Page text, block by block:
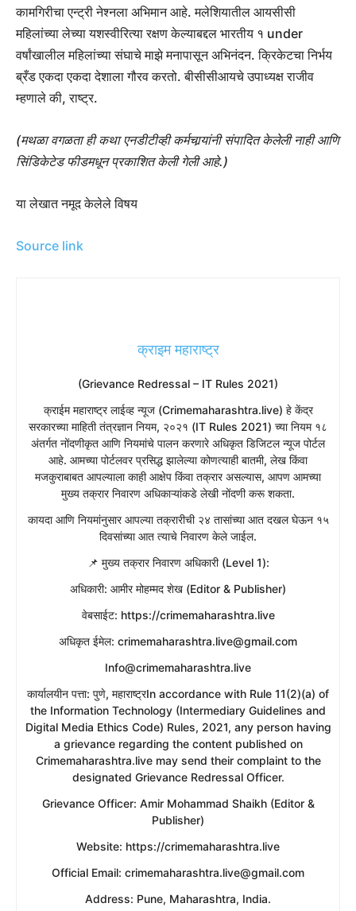
कामगिरीचा एन्ट्री नेश्नला अभिमान आहे. मलेशियातील आयसीसी
महिलांच्या लेच्या यशस्वीरित्या रक्षण केल्याबद्दल भारतीय १ under
वर्षांखालील महिलांच्या संघाचे माझे मनापासून अभिनंदन. क्रिकेटचा निर्भय
ब्रँड एकदा एकदा देशाला गौरव करतो. बीसीसीआयचे उपाध्यक्ष राजीव
म्हणाले की, राष्ट्र.
(मथळा वगळता ही कथा एनडीटीव्ही कर्मचार्‍यांनी संपादित केलेली नाही आणि
सिंडिकेटेड फीडमधून प्रकाशित केली गेली आहे.)
या लेखात नमूद केलेले विषय
Source link
क्राइम महाराष्ट्र
(Grievance Redressal – IT Rules 2021)
​क्राईम महाराष्ट्र लाईव्ह न्यूज (Crimemaharashtra.live) हे केंद्र
सरकारच्या माहिती तंत्रज्ञान नियम, २०२१ (IT Rules 2021) च्या नियम १८
अंतर्गत नोंदणीकृत आणि नियमांचे पालन करणारे अधिकृत डिजिटल न्यूज पोर्टल
आहे. आमच्या पोर्टलवर प्रसिद्ध झालेल्या कोणत्याही बातमी, लेख किंवा
मजकुराबाबत आपल्याला काही आक्षेप किंवा तक्रार असल्यास, आपण आमच्या
मुख्य तक्रार निवारण अधिकाऱ्यांकडे लेखी नोंदणी करू शकता.
​कायदा आणि नियमांनुसार आपल्या तक्रारीची २४ तासांच्या आत दखल घेऊन १५
दिवसांच्या आत त्याचे निवारण केले जाईल.
​📌 मुख्य तक्रार निवारण अधिकारी (Level 1):
​अधिकारी: आमीर मोहम्मद शेख (Editor & Publisher)
​वेबसाईट: https://crimemaharashtra.live
​अधिकृत ईमेल: crimemaharashtra.live@gmail.com
Info@crimemaharashtra.live
​कार्यालयीन पत्ता: पुणे, महाराष्ट्रIn accordance with Rule 11(2)(a) of
the Information Technology (Intermediary Guidelines and
Digital Media Ethics Code) Rules, 2021, any person having
a grievance regarding the content published on
Crimemaharashtra.live may send their complaint to the
designated Grievance Redressal Officer.
​Grievance Officer: Amir Mohammad Shaikh (Editor &
Publisher)
​Website: https://crimemaharashtra.live
​Official Email: crimemaharashtra.live@gmail.com
​Address: Pune, Maharashtra, India.